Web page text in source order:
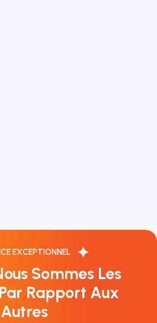
EXCEPTIONNEL
Sommes Les
Rapport Aux
Autres